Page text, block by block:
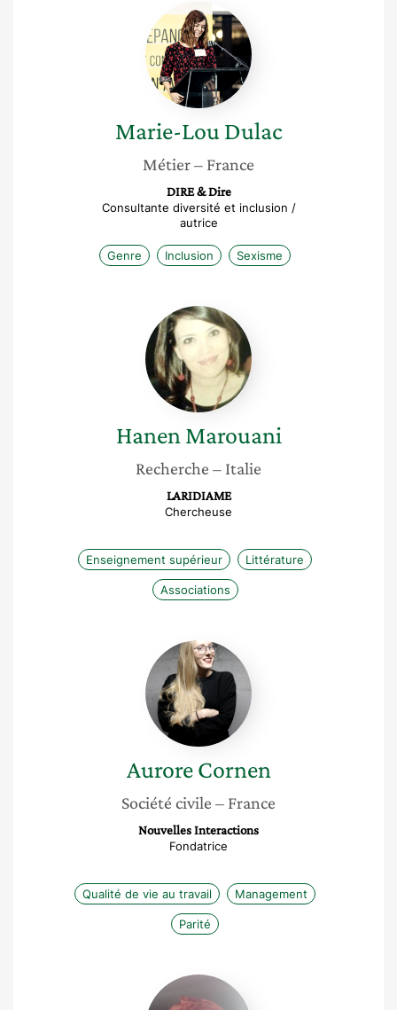
Marie-
Lou
Dulac
Marie-Lou Dulac
Métier– France
DIRE & Dire
Consultante diversité et inclusion /
autrice
Genre Inclusion Sexisme
Hanen
Marouani
Hanen Marouani
Recherche – Italie
LARIDIAME
Chercheuse
Enseignement supérieur Littérature
Associations
Aurore
Cornen
Aurore Cornen
Société civile – France
Nouvelles Interactions
Fondatrice
Qualité de vie au travail Management
Parité
Dorothy
Titilayo